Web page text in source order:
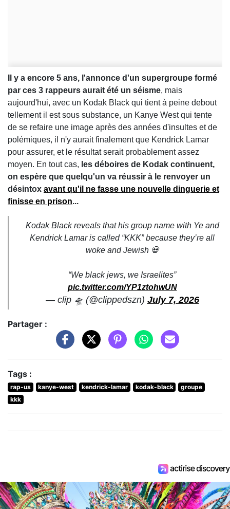
Il y a encore 5 ans, l'annonce d'un supergroupe formé
par ces 3 rappeurs aurait été un séisme, mais
aujourd'hui, avec un Kodak Black qui tient à peine debout
tellement il est sous substance, un Kanye West qui tente
de se refaire une image après des années d'insultes et de
polémiques, il n'y aurait finalement que Kendrick Lamar
pour assurer, et le résultat serait probablement assez
moyen. En tout cas, les déboires de Kodak continuent,
on espère que quelqu'un va réussir à le renvoyer un
désintox avant qu'il ne fasse une nouvelle dinguerie et
finisse en prison...
Kodak Black reveals that his group name with Ye and
Kendrick Lamar is called “KKK” because they’re all
woke and Jewish 💀
“We black jews, we Israelites”
pic.twitter.com/YP1ztohwUN
— clip 🛸 (@clippedszn) July 7, 2026
Partager :
Tags :
rap-us kanye-west kendrick-lamar kodak-black
groupe
kkk